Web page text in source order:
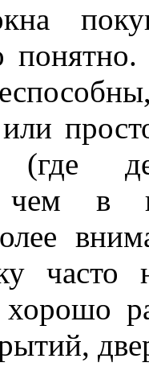
(где
чем в